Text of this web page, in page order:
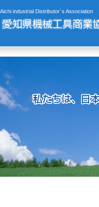
Aichi industrial Distributor`s Association